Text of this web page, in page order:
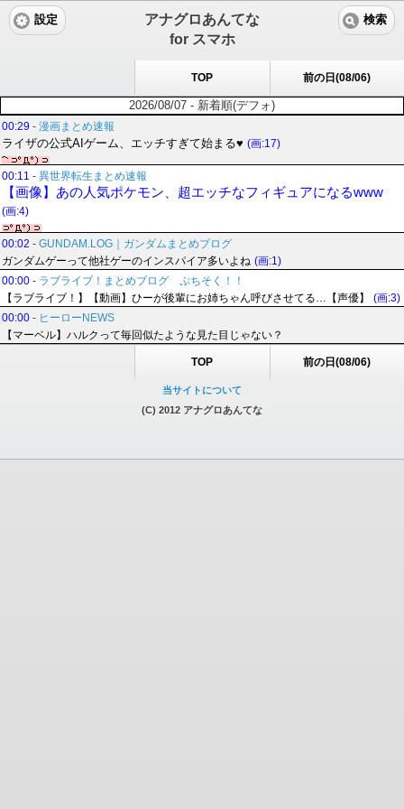
アナグロあんてな
for スマホ
設定 検索
TOP 前の日(08/06)
2026/08/07 - 新着順(デフォ)
00:29 - 漫画まとめ速報
ライザの公式AIゲーム、エッチすぎて始まる♥ (画:17)
00:11 - 異世界転生まとめ速報
【画像】あの人気ポケモン、超エッチなフィギュアになるwww
(画:4)
00:02 - GUNDAM.LOG｜ガンダムまとめブログ
ガンダムゲーって他社ゲーのインスパイア多いよね (画:1)
00:00 - ラブライブ！まとめブログ ぷちそく！！
【ラブライブ！】【動画】ひーが後輩にお姉ちゃん呼びさせてる…【声優】
(画:3)
00:00 - ヒーローNEWS
【マーベル】ハルクって毎回似たような見た目じゃない？
TOP 前の日(08/06)
当サイトについて
(C) 2012 アナグロあんてな